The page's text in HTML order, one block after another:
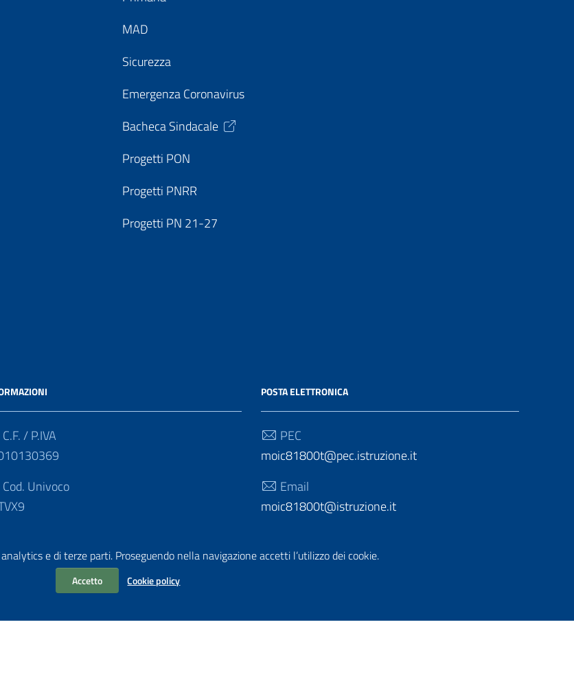
e di terze parti. Proseguendo nella navigazione accetti l’utilizzo dei cookie.
Accetto Cookie policy
MAD
Sicurezza
Emergenza Coronavirus
Bacheca Sindacale
Progetti PON
Progetti PNRR
Progetti PN 21-27
C.F. / P.IVA
Cod. Univoco
POSTA ELETTRONICA
PEC
moic81800t@pec.istruzione.it
Email
moic81800t@istruzione.it